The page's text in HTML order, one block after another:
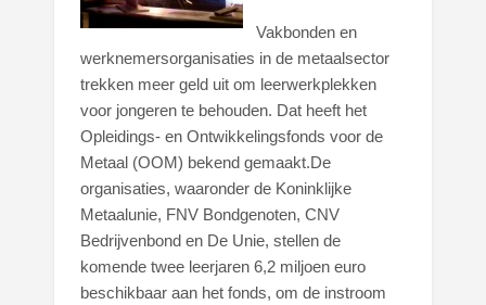
Vakbonden en
werknemersorganisaties in de metaalsector
trekken meer geld uit om leerwerkplekken
voor jongeren te behouden. Dat heeft het
Opleidings- en Ontwikkelingsfonds voor de
Metaal (OOM) bekend gemaakt.De
organisaties, waaronder de Koninklijke
Metaalunie, FNV Bondgenoten, CNV
Bedrijvenbond en De Unie, stellen de
komende twee leerjaren 6,2 miljoen euro
beschikbaar aan het fonds, om de instroom